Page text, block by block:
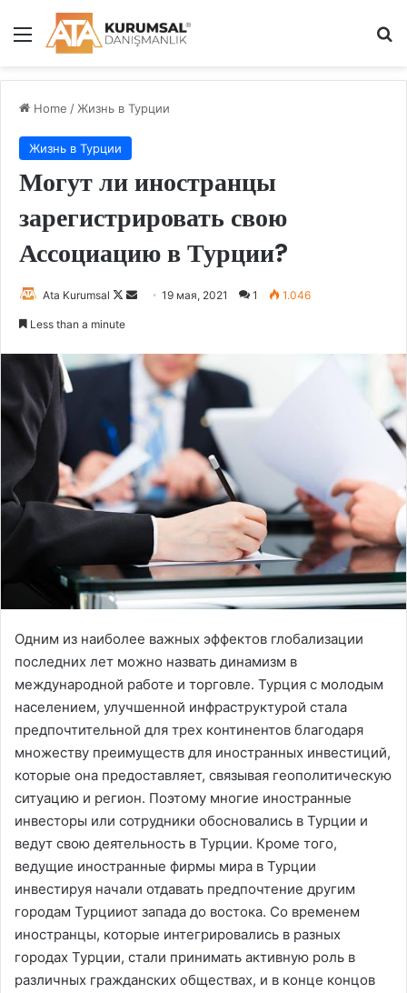
Menu
Home / Жизнь в Турции
Жизнь в Турции
Могут ли иностранцы
зарегистрировать свою
Ассоциацию в Турции?
Ata Kurumsal
F
l
o
n
X
e
m
a
i
l
19 мая, 2021 1 1.046
Less than a minute
Одним из наиболее важных эффектов глобализации
последних лет можно назвать динамизм в
международной работе и торговле. Турция с молодым
населением, улучшенной инфраструктурой стала
предпочтительной для трех континентов благодаря
множеству преимуществ для иностранных инвестиций,
которые она предоставляет, связывая геополитическую
ситуацию и регион. Поэтому многие иностранные
инвесторы или сотрудники обосновались в Турции и
ведут свою деятельность в Турции. Кроме того,
ведущие иностранные фирмы мира в Турции
инвестируя начали отдавать предпочтение другим
городам Турцииот запада до востока. Со временем
иностранцы, которые интегрировались в разных
городах Турции, стали принимать активную роль в
различных гражданских обществах, и в конце концов